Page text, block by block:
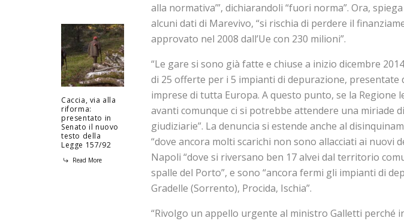
Caccia, via alla
riforma:
presentato in
Senato il nuovo
testo della
Legge 157/92
Read More
alla normativa’”, dichiarandoli “fuori norma”. Ora,
alcuni dati di Marevivo, “si rischia di perdere il
approvato nel 2008 dall’Ue con 230 milioni”.
“Le gare si sono già fatte e chiuse a inizio dicembre
di 25 offerte per i 5 impianti di depurazione, presentate
imprese di tutta Europa. A questo punto, se la Regione
avanti comunque ci si potrebbe attendere una miriade
giudiziarie”. La denuncia si estende anche al
“dove ancora molti scarichi non sono allacciati ai nuovi
Napoli “dove si riversano ben 17 alvei dal territorio
spalle del Porto”, e sono “ancora fermi gli impianti di
Gradelle (Sorrento), Procida, Ischia”.
“Rivolgo un appello urgente al ministro Galletti perché